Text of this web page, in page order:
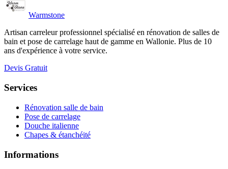
Warmstone
Artisan carreleur professionnel spécialisé en rénovation de salles de
bain et pose de carrelage haut de gamme en Wallonie. Plus de 10
ans d'expérience à votre service.
Devis Gratuit
Services
Rénovation salle de bain
Pose de carrelage
Douche italienne
Chapes & étanchéité
Informations